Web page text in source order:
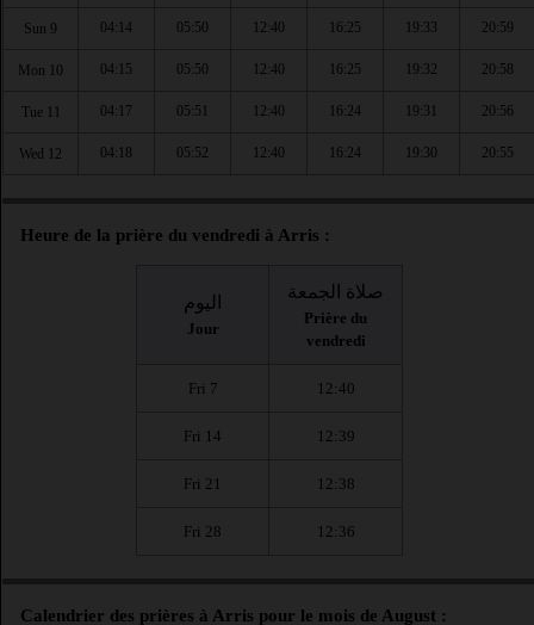
Sun 9 04:14 05:50 12:40 16:25 19:33 20:59
Mon 10 04:15 05:50 12:40 16:25 19:32 20:58
Tue 11 04:17 05:51 12:40 16:24 19:31 20:56
Wed 12 04:18 05:52 12:40 16:24 19:30 20:55
Heure de la prière du vendredi à Arris :
اليوم
Jour
صلاة الجمعة
Prière du
vendredi
Fri 7 12:40
Fri 14 12:39
Fri 21 12:38
Fri 28 12:36
Calendrier des prières à Arris pour le mois de August :